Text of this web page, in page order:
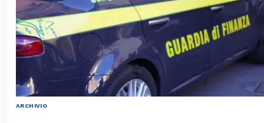
ARCHIVIO